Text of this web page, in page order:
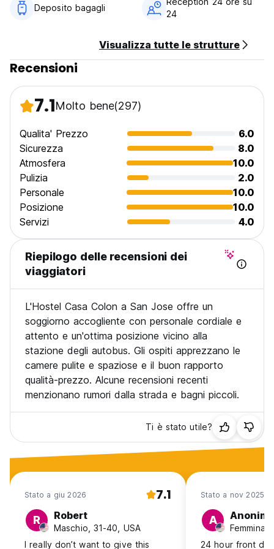
Deposito bagagli
24
Visualizza tutte le strutture
Recensioni
7.1Molto bene(297)
Qualita' Prezzo
6.0
Sicurezza
8.0
Atmosfera
10.0
Pulizia
2.0
Personale
10.0
Posizione
10.0
Servizi
4.0
Riepilogo delle recensioni dei
viaggiatori
L'Hostel Casa Colon a San Jose offre un
soggiorno accogliente con personale cordiale e
attento e un'ottima posizione vicino alla
stazione degli autobus. Gli ospiti apprezzano le
camere pulite e spaziose e il buon rapporto
qualità-prezzo. Alcune recensioni recenti
menzionano rumori dalla strada e bagni piccoli.
Ti è stato utile?
Stato a giu 2026 7.1
R Robert
Maschio, 31-40, USA
I really don’t want to give this
Stato a nov 2025
A
Femmina,
24 hour front